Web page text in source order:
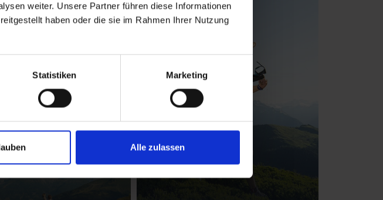
weiter. Unsere Partner führen diese Informationen
haben oder die sie im Rahmen Ihrer Nutzung
Statistiken Marketing
Alle zulassen